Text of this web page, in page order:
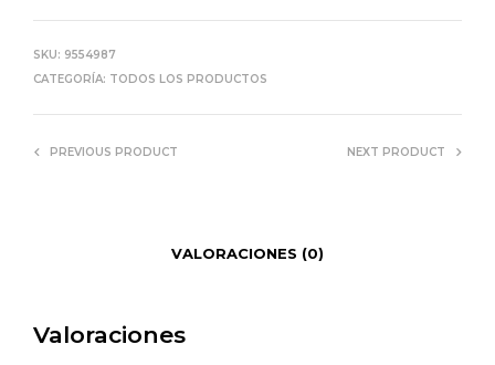
SKU: 9554987
CATEGORÍA: TODOS LOS PRODUCTOS
PREVIOUS PRODUCT NEXT PRODUCT
VALORACIONES (0)
Valoraciones